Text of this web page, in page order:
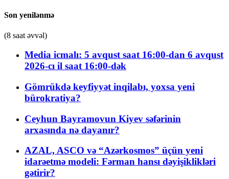
Son yenilənmə
(8 saat əvvəl)
Media icmalı: 5 avqust saat 16:00-dan 6 avqust
2026-cı il saat 16:00-dək
Gömrükdə keyfiyyət inqilabı, yoxsa yeni
bürokratiya?
Ceyhun Bayramovun Kiyev səfərinin
arxasında nə dayanır?
AZAL, ASCO və “Azərkosmos” üçün yeni
idarəetmə modeli: Fərman hansı dəyişiklikləri
gətirir?